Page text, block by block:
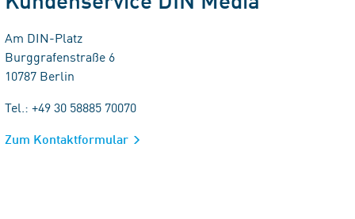
Am DIN-Platz
Burggrafenstraße 6
10787 Berlin
Tel.: +49 30 58885 70070
Zum Kontaktformular